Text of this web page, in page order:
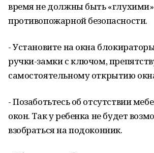
время не должны быть «глухими»
противопожарной безопасности.
- Установите на окна
ручки-замки с ключом,
самостоятельному открытию
- Позаботьтесь об отсутствии
окон. Так у ребенка не будет
взобраться на подоконник.